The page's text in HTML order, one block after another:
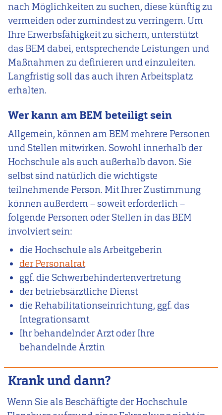
nach Möglichkeiten zu suchen, diese künftig zu
vermeiden oder zumindest zu verringern. Um
Ihre Erwerbsfähigkeit zu sichern, unterstützt
das BEM dabei, entsprechende Leistungen und
Maßnahmen zu definieren und einzuleiten.
Langfristig soll das auch ihren Arbeitsplatz
erhalten.
Wer kann am BEM beteiligt sein
Allgemein, können am BEM mehrere Personen
und Stellen mitwirken. Sowohl innerhalb der
Hochschule als auch außerhalb davon. Sie
selbst sind natürlich die wichtigste
teilnehmende Person. Mit Ihrer Zustimmung
können außerdem – soweit erforderlich –
folgende Personen oder Stellen in das BEM
involviert sein:
die Hochschule als Arbeitgeberin
der Personalrat
ggf. die Schwerbehindertenvertretung
der betriebsärztliche Dienst
die Rehabilitationseinrichtung, ggf. das
Integrationsamt
Ihr behandelnder Arzt oder Ihre
behandelnde Ärztin
Krank und dann?
Wenn Sie als Beschäftigte der Hochschule